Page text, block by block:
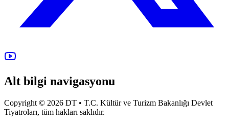
Alt bilgi navigasyonu
Copyright © 2026 DT • T.C. Kültür ve Turizm Bakanlığı Devlet
Tiyatroları, tüm hakları saklıdır.